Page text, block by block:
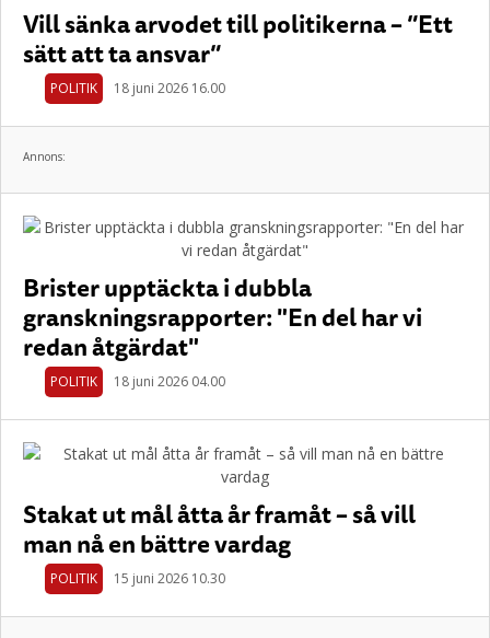
Vill sänka arvodet till politikerna – ”Ett
sätt att ta ansvar”
POLITIK 18 juni 2026 16.00
Annons:
Brister upptäckta i dubbla
granskningsrapporter: "En del har vi
redan åtgärdat"
POLITIK 18 juni 2026 04.00
Stakat ut mål åtta år framåt – så vill
man nå en bättre vardag
POLITIK 15 juni 2026 10.30